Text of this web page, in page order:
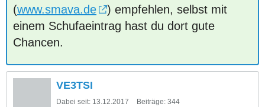
(www.smava.de
) empfehlen, selbst mit
einem Schufaeintrag hast du dort gute
Chancen.
VE3TSI
Dabei seit: 13.12.2017 Beiträge: 344